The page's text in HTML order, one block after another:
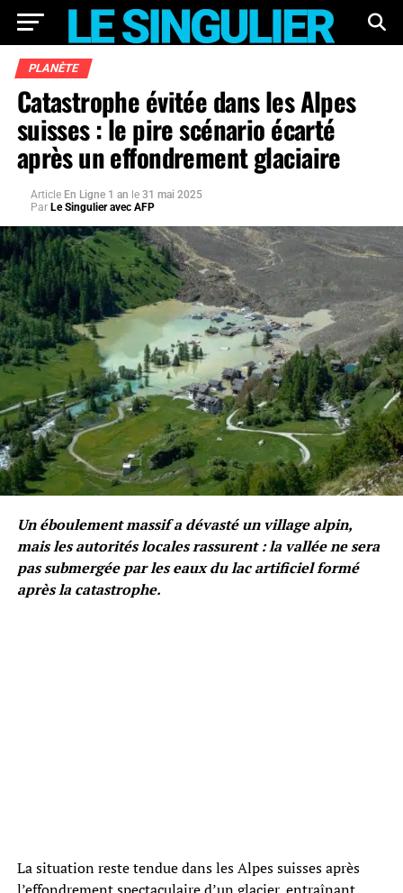
PLANÈTE
Catastrophe évitée dans les Alpes
suisses : le pire scénario écarté
après un effondrement glaciaire
Article En Ligne 1 an le 31 mai 2025
Par Le Singulier avec AFP
Un éboulement massif a dévasté un village alpin,
mais les autorités locales rassurent : la vallée ne sera
pas submergée par les eaux du lac artificiel formé
après la catastrophe.
La situation reste tendue dans les Alpes suisses après